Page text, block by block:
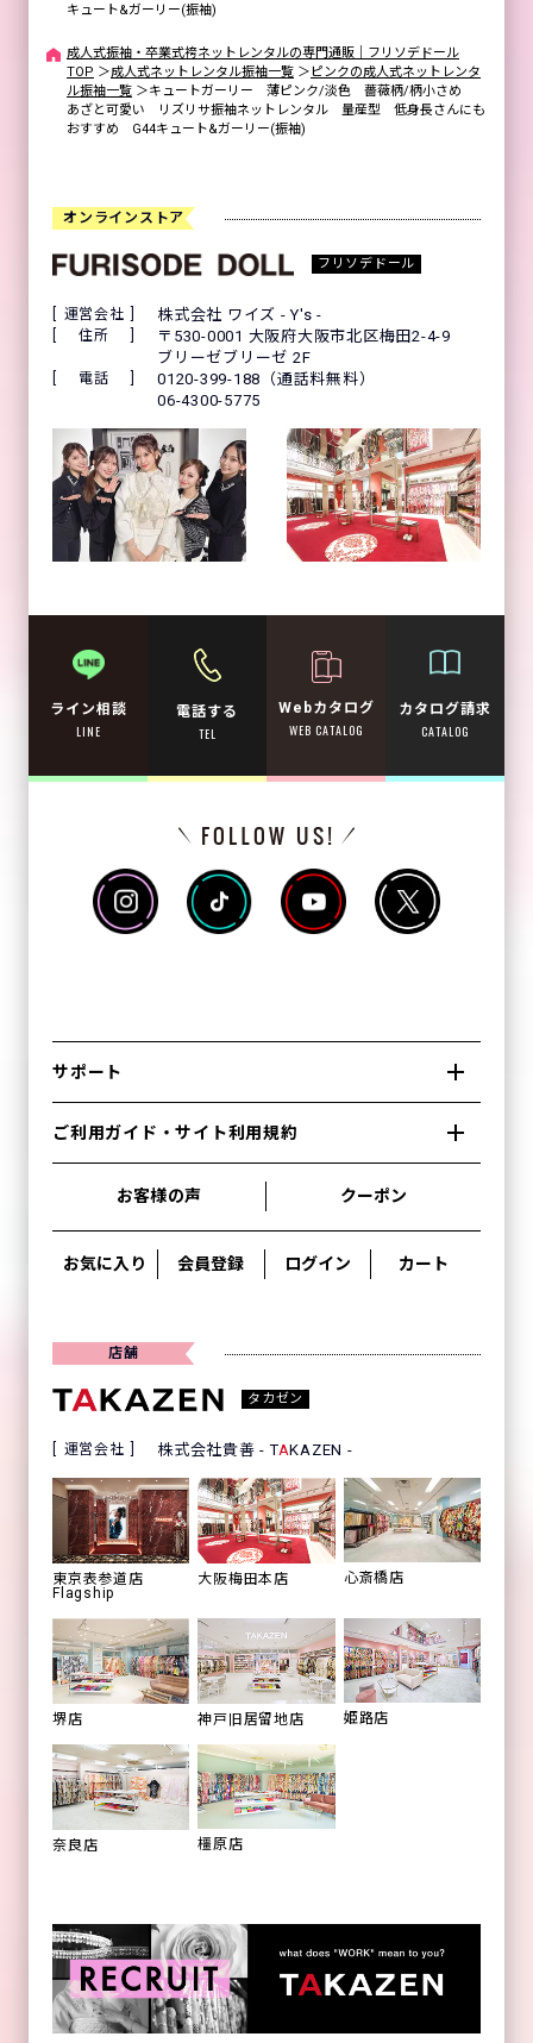
キュート&ガーリー(振袖)
成人式振袖・卒業式袴ネットレンタルの専門通販｜フリソデドール
TOP ＞成人式ネットレンタル振袖一覧 ＞ピンクの成人式ネットレンタ
ル振袖一覧 ＞キュートガーリー 薄ピンク/淡色 薔薇柄/柄小さめ
あざと可愛い リズリサ振袖ネットレンタル 量産型 低身長さんにも
おすすめ G44キュート&ガーリー(振袖)
オンラインストア
フリソデドール
運営会社 株式会社 ワイズ - Y's -
住所
〒530-0001 大阪府大阪市北区梅田2-4-9
ブリーゼブリーゼ 2F
電話
0120-399-188（通話料無料）
06-4300-5775
ライン相談
LINE
電話する
TEL
Webカタログ
WEB CATALOG
カタログ請求
CATALOG
サポート
ご利用ガイド・サイト利用規約
お客様の声 クーポン
お気に入り 会員登録 ログイン カート
店舗
タカゼン
運営会社 株式会社貴善 - TAKAZEN -
東京表参道店
Flagship
大阪梅田本店 心斎橋店
堺店 神戸旧居留地店 姫路店
奈良店 橿原店